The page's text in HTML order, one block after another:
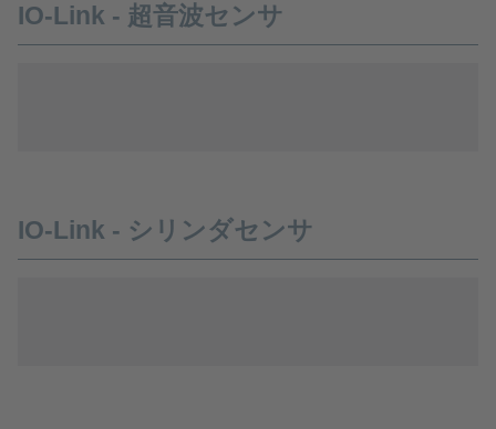
IO-Link - 超音波センサ
IO-Link - シリンダセンサ